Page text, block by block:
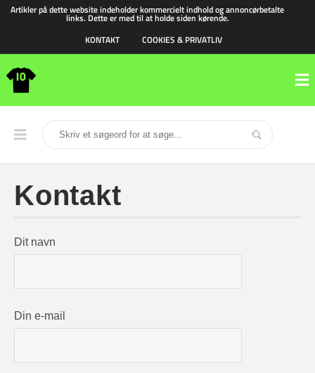
Artikler på dette website indeholder kommercielt indhold og annoncørbetalte
links. Dette er med til at holde siden kørende.
KONTAKT
COOKIES & PRIVATLIV
Kontakt
Dit navn
Din e-mail